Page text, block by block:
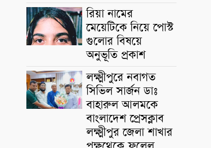
রিয়া নামের
মেয়েটিকে নিয়ে পোস্ট
গুলোর বিষয়ে
অনুভূতি প্রকাশ
লক্ষ্মীপুরে নবাগত
সিভিল সার্জন ডাঃ
বাহারুল আলমকে
বাংলাদেশ প্রেসক্লাব
লক্ষ্মীপুর জেলা শাখার